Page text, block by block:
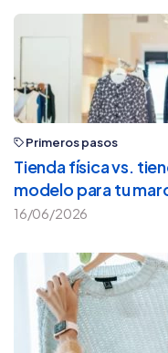
Primeros pasos
Tienda física vs.
modelo para tu
16/06/2026